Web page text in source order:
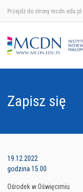
Przejdź do strony mcdn.edu.pl
Zapisz się
19.12.2022
godzina 15.00
Ośrodek w Oświęcimiu